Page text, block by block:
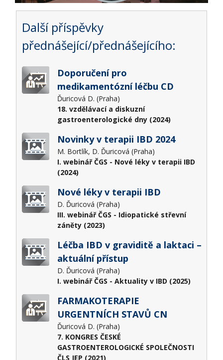
Další příspěvky
přednášející/přednášejícího:
Doporučení pro
medikamentózní léčbu CD
Ďuricová D. (Praha)
18. vzdělávací a diskuzní
gastroenterologické dny (2024)
Novinky v terapii IBD 2024
M. Bortlík, D. Ďuricová (Praha)
I. webinář ČGS - Nové léky v terapii IBD
(2024)
Nové léky v terapii IBD
D. Ďuricová (Praha)
III. webinář ČGS - Idiopatické střevní
záněty (2023)
Léčba IBD v graviditě a laktaci –
aktuální přístup
D. Ďuricová (Praha)
I. webinář ČGS - Aktuality v IBD (2025)
FARMAKOTERAPIE
URGENTNÍCH STAVŮ CN
Ďuricová D. (Praha)
7. KONGRES ČESKÉ
GASTROENTEROLOGICKÉ SPOLEČNOSTI
ČLS JEP (2021)